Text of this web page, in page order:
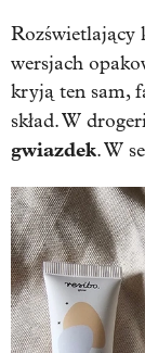
Rozświetlający
wersjach
kryją ten sam,
skład. W
gwiazdek. W